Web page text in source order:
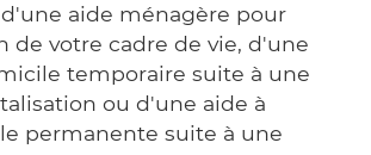
aide ménagère pour
de votre cadre de vie, d'une
temporaire suite à une
ou d'une aide à
permanente suite à une